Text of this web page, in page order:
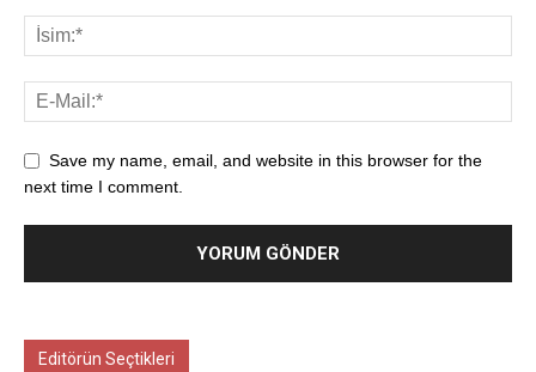
Save my name, email, and website in this browser for the
next time I comment.
Editörün Seçtikleri